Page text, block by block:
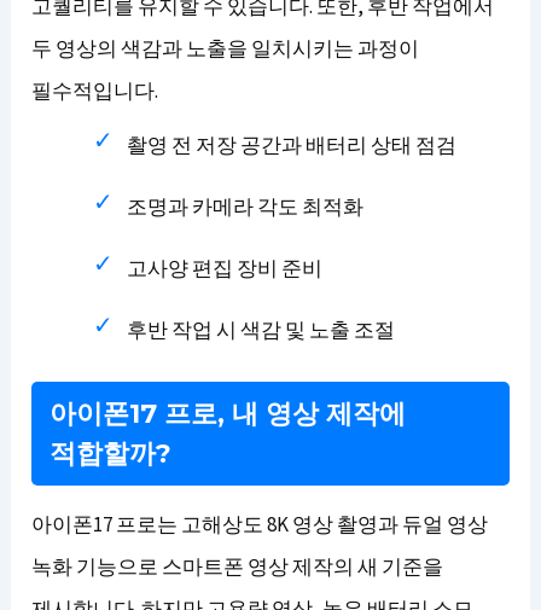
고퀄리티를 유지할 수 있습니다. 또한, 후반 작업에서
두 영상의 색감과 노출을 일치시키는 과정이
필수적입니다.
촬영 전 저장 공간과 배터리 상태 점검
조명과 카메라 각도 최적화
고사양 편집 장비 준비
후반 작업 시 색감 및 노출 조절
아이폰17 프로, 내 영상 제작에
적합할까?
아이폰17 프로는 고해상도 8K 영상 촬영과 듀얼 영상
녹화 기능으로 스마트폰 영상 제작의 새 기준을